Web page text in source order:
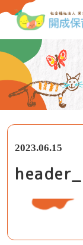
2023.06.15